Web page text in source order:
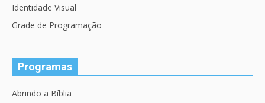
Identidade Visual
Grade de Programação
Programas
Abrindo a Bíblia